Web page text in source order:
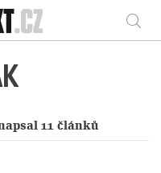
11 článků